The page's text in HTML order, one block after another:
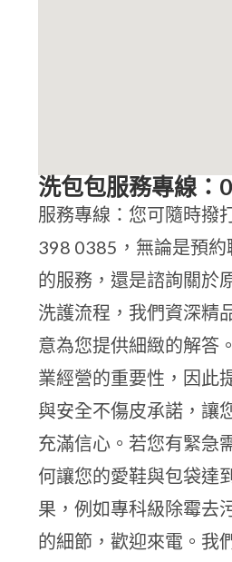
洗包包服務專線：
服務專線：您可隨時撥
398 0385，無論是預約
的服務，還是諮詢關於
洗護流程，我們資深精
意為您提供細緻的解答
業經營的重要性，因此
與安全不傷皮承諾，讓
充滿信心。若您有緊急
何讓您的愛鞋與包袋達
果，例如專科級除霉去
的細節，歡迎來電。我